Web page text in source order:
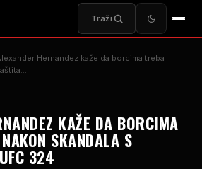
Traži
Hernandez kaže da borcima treba
KAŽE DA BORCIMA
SKANDALA S
324